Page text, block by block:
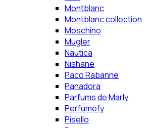
Montblanc
Montblanc collection
Moschino
Mugler
Nautica
Nishane
Paco Rabanne
Panadora
Parfums de Marly
Perfumefy
Pisello